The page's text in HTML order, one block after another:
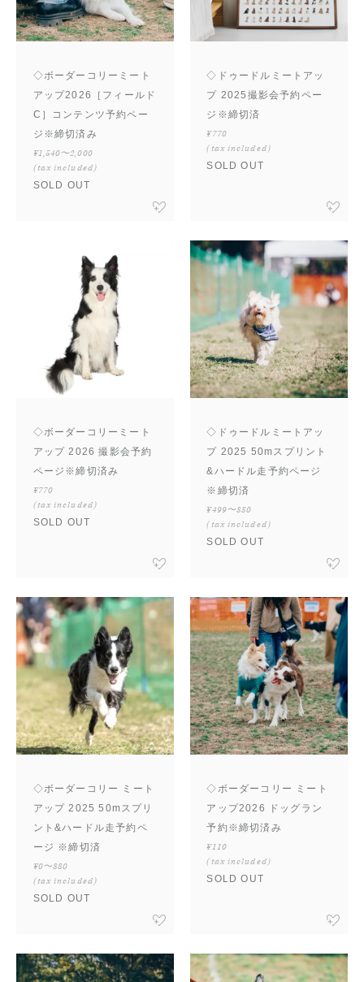
◇ボーダーコリーミート
アップ2026［フィールド
C］コンテンツ予約ペー
ジ※締切済み
¥1,540〜2,000
(tax included)
SOLD OUT
◇ドゥードルミートアッ
プ 2025撮影会予約ペー
ジ※締切済
¥770
(tax included)
SOLD OUT
◇ボーダーコリーミート
アップ 2026 撮影会予約
ページ※締切済み
¥770
(tax included)
SOLD OUT
◇ドゥードルミートアッ
プ 2025 50mスプリント
&ハードル走予約ページ
※締切済
¥499〜880
(tax included)
SOLD OUT
◇ボーダーコリー ミート
アップ 2025 50mスプリ
ント&ハードル走予約ペ
ージ ※締切済
¥0〜880
(tax included)
SOLD OUT
◇ボーダーコリー ミート
アップ2026 ドッグラン
予約※締切済み
¥110
(tax included)
SOLD OUT